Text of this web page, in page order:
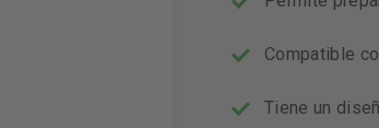
Compatible
Tiene un